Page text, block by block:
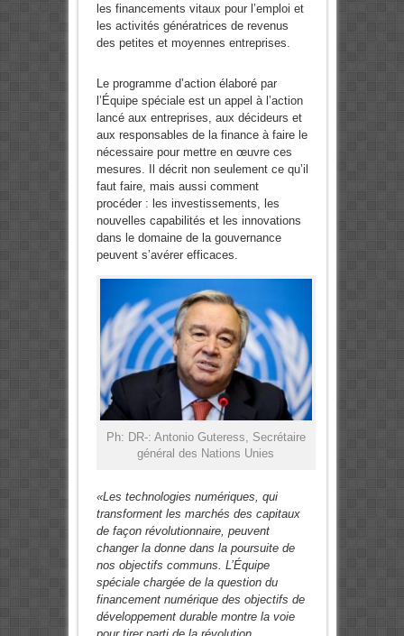
les financements vitaux pour l’emploi et
les activités génératrices de revenus
des petites et moyennes entreprises.
Le programme d’action élaboré par
l’Équipe spéciale est un appel à l’action
lancé aux entreprises, aux décideurs et
aux responsables de la finance à faire le
nécessaire pour mettre en œuvre ces
mesures. Il décrit non seulement ce qu’il
faut faire, mais aussi comment
procéder : les investissements, les
nouvelles capabilités et les innovations
dans le domaine de la gouvernance
peuvent s’avérer efficaces.
Ph: DR-: Antonio Guteress, Secrétaire
général des Nations Unies
«Les technologies numériques, qui
transforment les marchés des capitaux
de façon révolutionnaire, peuvent
changer la donne dans la poursuite de
nos objectifs communs. L’Équipe
spéciale chargée de la question du
financement numérique des objectifs de
développement durable montre la voie